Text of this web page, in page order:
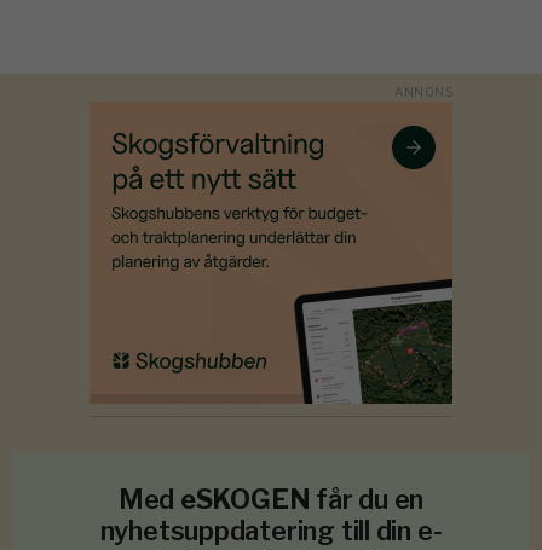
Med eSKOGEN får du en
nyhetsuppdatering till din e-